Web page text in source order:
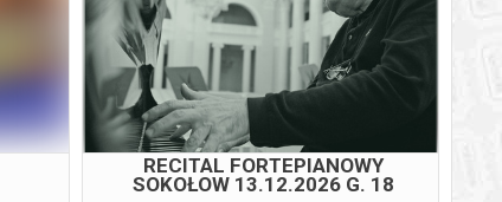
RECITAL FORTEPIANOWY
SOKOŁOW 13.12.2026 G. 18